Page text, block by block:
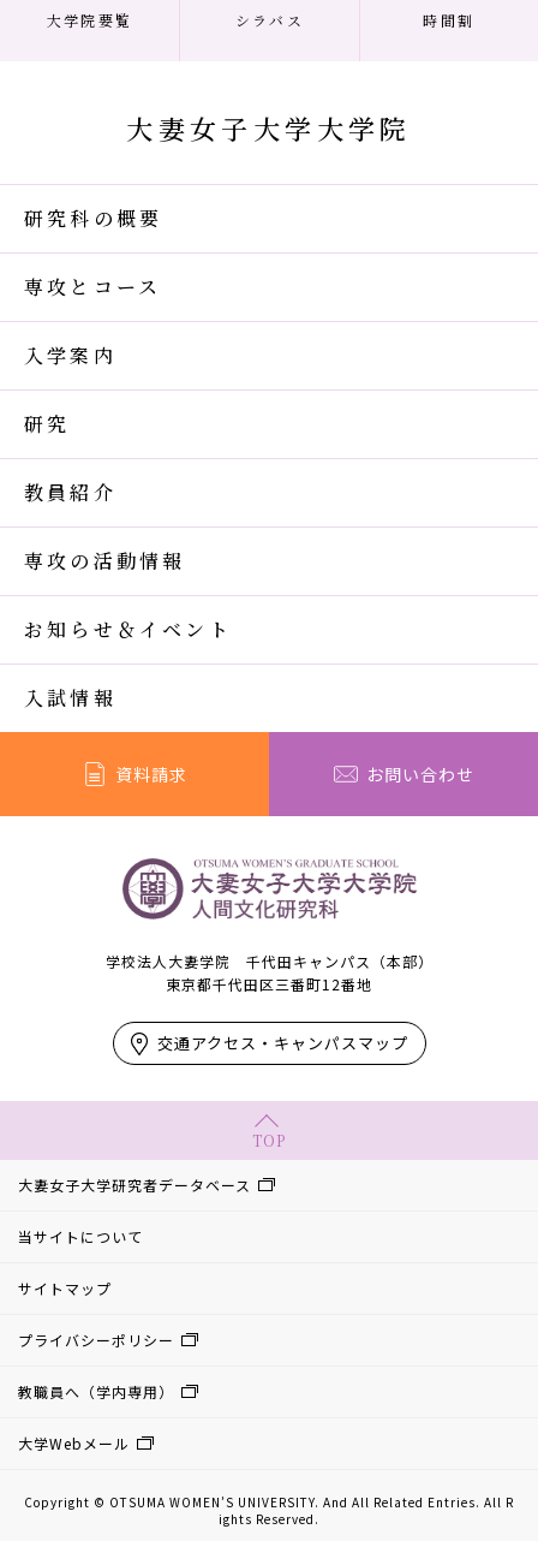
大学院要覧 シラバス 時間割
大妻女子大学大学院
研究科の概要
専攻とコース
入学案内
研究
教員紹介
専攻の活動情報
お知らせ＆イベント
入試情報
資料請求 お問い合わせ
学校法人大妻学院 千代田キャンパス（本部）
東京都千代田区三番町12番地
交通アクセス・キャンパスマップ
TOP
大妻女子大学研究者データベース
当サイトについて
サイトマップ
プライバシーポリシー
教職員へ（学内専用）
大学Webメール
Copyright © OTSUMA WOMEN’S UNIVERSITY. And All Related Entries. All R
ights Reserved.